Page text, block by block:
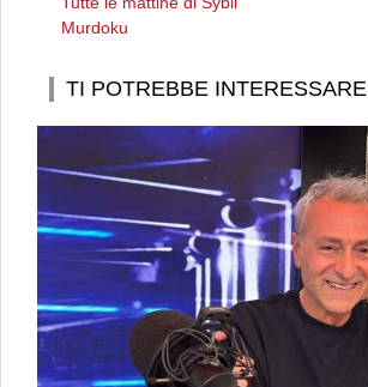
Murdoku
TI POTREBBE INTERESSARE